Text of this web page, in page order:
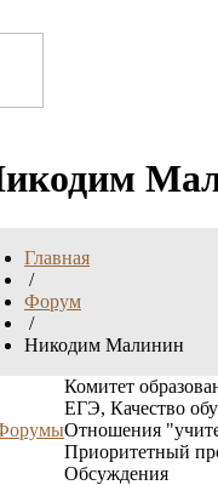
Главная
/
Форум
/
Никодим Малинин
Комитет
ЕГЭ, Качество
Отношения
Приоритетный
Обсуждения